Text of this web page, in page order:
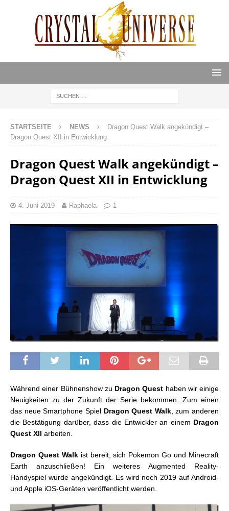
STARTSEITE NEWS
Dragon Quest Walk angekündigt –
Dragon Quest XII in Entwicklung
Dragon Quest Walk angekündigt –
Dragon Quest XII in Entwicklung
4. Juni 2019 Raphaela 1
Während einer Bühnenshow zu Dragon Quest haben wir einige
Neuigkeiten zu der Zukunft der Serie bekommen. Zum einen
das neue Smartphone Spiel Dragon Quest Walk, zum anderen
die Bestätigung darüber, dass die Entwickler an einem Dragon
Quest XII arbeiten.
Dragon Quest Walkist bereit, sich Pokemon Go und Minecraft
Earth anzuschließen! Ein weiteres Augmented Reality-
Handyspiel wurde angekündigt. Es wird noch 2019 auf Android-
und Apple iOS-Geräten veröffentlicht werden.